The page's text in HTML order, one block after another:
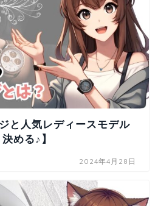
と人気レディースモデル
める♪】
2024年4月28日